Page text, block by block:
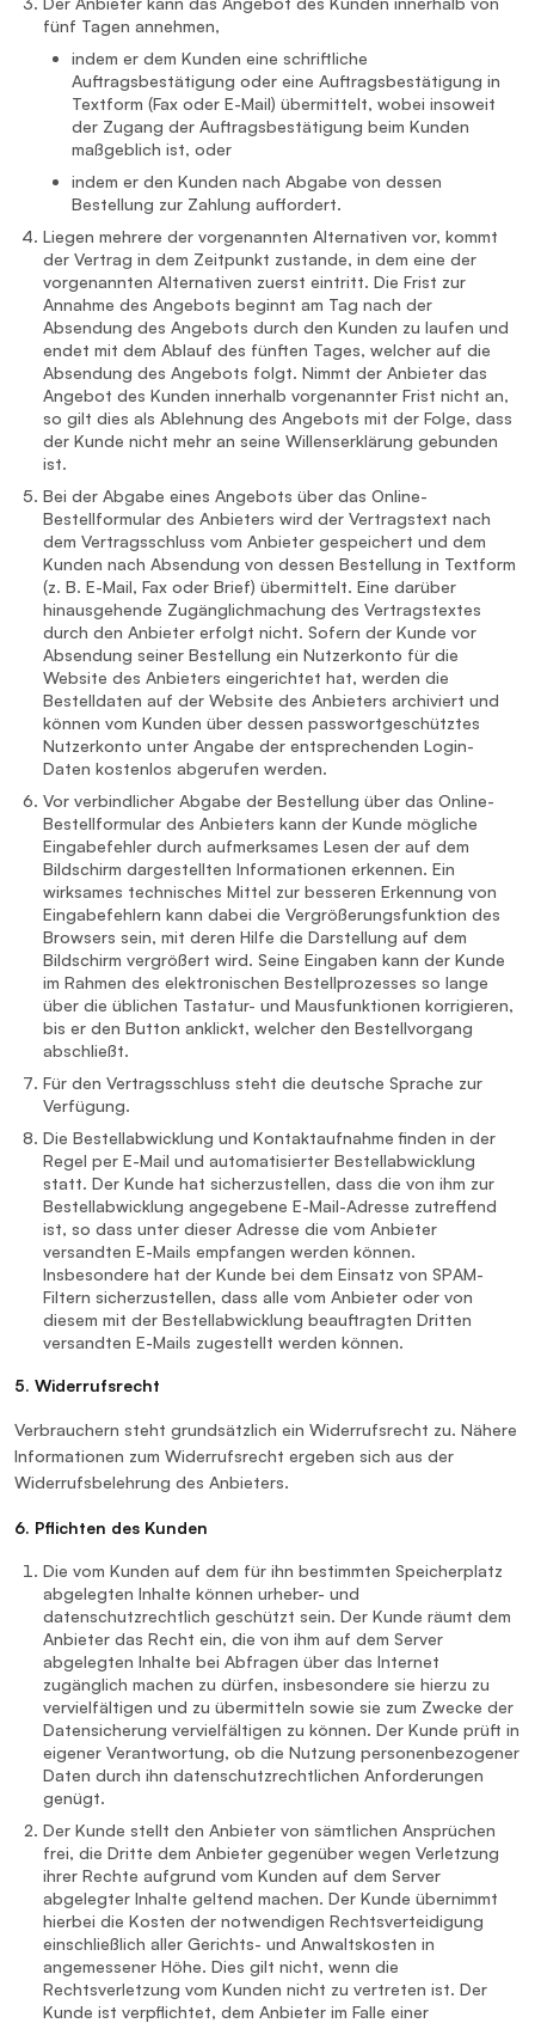
fünf Tagen annehmen,
indem er dem Kunden eine schriftliche
Auftragsbestätigung oder eine Auftragsbestätigung in
Textform (Fax oder E-Mail) übermittelt, wobei insoweit
der Zugang der Auftragsbestätigung beim Kunden
maßgeblich ist, oder
indem er den Kunden nach Abgabe von dessen
Bestellung zur Zahlung auffordert.
Liegen mehrere der vorgenannten Alternativen vor, kommt
der Vertrag in dem Zeitpunkt zustande, in dem eine der
vorgenannten Alternativen zuerst eintritt. Die Frist zur
Annahme des Angebots beginnt am Tag nach der
Absendung des Angebots durch den Kunden zu laufen und
endet mit dem Ablauf des fünften Tages, welcher auf die
Absendung des Angebots folgt. Nimmt der Anbieter das
Angebot des Kunden innerhalb vorgenannter Frist nicht an,
so gilt dies als Ablehnung des Angebots mit der Folge, dass
der Kunde nicht mehr an seine Willenserklärung gebunden
ist.
Bei der Abgabe eines Angebots über das Online-
Bestellformular des Anbieters wird der Vertragstext nach
dem Vertragsschluss vom Anbieter gespeichert und dem
Kunden nach Absendung von dessen Bestellung in Textform
(z. B. E-Mail, Fax oder Brief) übermittelt. Eine darüber
hinausgehende Zugänglichmachung des Vertragstextes
durch den Anbieter erfolgt nicht. Sofern der Kunde vor
Absendung seiner Bestellung ein Nutzerkonto für die
Website des Anbieters eingerichtet hat, werden die
Bestelldaten auf der Website des Anbieters archiviert und
können vom Kunden über dessen passwortgeschütztes
Nutzerkonto unter Angabe der entsprechenden Login-
Daten kostenlos abgerufen werden.
Vor verbindlicher Abgabe der Bestellung über das Online-
Bestellformular des Anbieters kann der Kunde mögliche
Eingabefehler durch aufmerksames Lesen der auf dem
Bildschirm dargestellten Informationen erkennen. Ein
wirksames technisches Mittel zur besseren Erkennung von
Eingabefehlern kann dabei die Vergrößerungsfunktion des
Browsers sein, mit deren Hilfe die Darstellung auf dem
Bildschirm vergrößert wird. Seine Eingaben kann der Kunde
im Rahmen des elektronischen Bestellprozesses so lange
über die üblichen Tastatur- und Mausfunktionen korrigieren,
bis er den Button anklickt, welcher den Bestellvorgang
abschließt.
Für den Vertragsschluss steht die deutsche Sprache zur
Verfügung.
Die Bestellabwicklung und Kontaktaufnahme finden in der
Regel per E-Mail und automatisierter Bestellabwicklung
statt. Der Kunde hat sicherzustellen, dass die von ihm zur
Bestellabwicklung angegebene E-Mail-Adresse zutreffend
ist, so dass unter dieser Adresse die vom Anbieter
versandten E-Mails empfangen werden können.
Insbesondere hat der Kunde bei dem Einsatz von SPAM-
Filtern sicherzustellen, dass alle vom Anbieter oder von
diesem mit der Bestellabwicklung beauftragten Dritten
versandten E-Mails zugestellt werden können.
5. Widerrufsrecht
Verbrauchern steht grundsätzlich ein Widerrufsrecht zu. Nähere
Informationen zum Widerrufsrecht ergeben sich aus der
Widerrufsbelehrung des Anbieters.
6. Pflichten des Kunden
Die vom Kunden auf dem für ihn bestimmten Speicherplatz
abgelegten Inhalte können urheber- und
datenschutzrechtlich geschützt sein. Der Kunde räumt dem
Anbieter das Recht ein, die von ihm auf dem Server
abgelegten Inhalte bei Abfragen über das Internet
zugänglich machen zu dürfen, insbesondere sie hierzu zu
vervielfältigen und zu übermitteln sowie sie zum Zwecke der
Datensicherung vervielfältigen zu können. Der Kunde prüft in
eigener Verantwortung, ob die Nutzung personenbezogener
Daten durch ihn datenschutzrechtlichen Anforderungen
genügt.
Der Kunde stellt den Anbieter von sämtlichen Ansprüchen
frei, die Dritte dem Anbieter gegenüber wegen Verletzung
ihrer Rechte aufgrund vom Kunden auf dem Server
abgelegter Inhalte geltend machen. Der Kunde übernimmt
hierbei die Kosten der notwendigen Rechtsverteidigung
einschließlich aller Gerichts- und Anwaltskosten in
angemessener Höhe. Dies gilt nicht, wenn die
Rechtsverletzung vom Kunden nicht zu vertreten ist. Der
Kunde ist verpflichtet, dem Anbieter im Falle einer